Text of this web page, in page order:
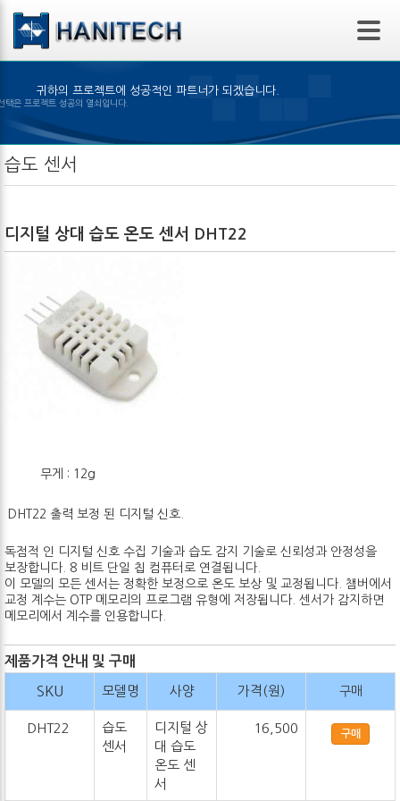
본문 바로가기
귀하의 프로젝트에 성공적인 파트너가 되겠습니다.
품의 선택은 프로젝트 성공의 열쇠입니다.
습도 센서
디지털 상대 습도 온도 센서 DHT22
무게 : 12g
DHT22 출력 보정 된 디지털 신호.
독점적 인 디지털 신호 수집 기술과 습도 감지 기술로 신뢰성과 안정성을
보장합니다. 8 비트 단일 칩 컴퓨터로 연결됩니다.
이 모델의 모든 센서는 정확한 보정으로 온도 보상 및 교정됩니다. 챔버에서
교정 계수는 OTP 메모리의 프로그램 유형에 저장됩니다. 센서가 감지하면
메모리에서 계수를 인용합니다.
제품가격 안내 및 구매
SKU 모델명 사양 가격(원) 구매
DHT22
습도
센서
디지털 상
대 습도
온도 센
서
16,500 구매